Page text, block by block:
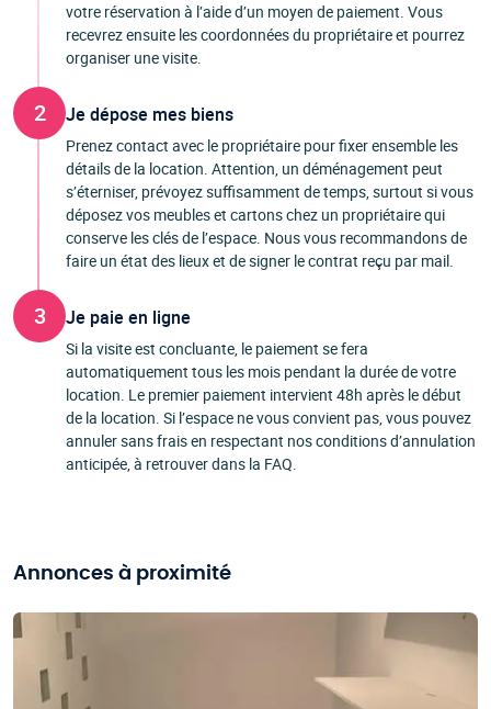
votre réservation à l’aide d’un moyen de paiement. Vous
recevrez ensuite les coordonnées du propriétaire et pourrez
organiser une visite.
2 Je dépose mes biens
Prenez contact avec le propriétaire pour fixer ensemble les
détails de la location. Attention, un déménagement peut
s’éterniser, prévoyez suffisamment de temps, surtout si vous
déposez vos meubles et cartons chez un propriétaire qui
conserve les clés de l’espace. Nous vous recommandons de
faire un état des lieux et de signer le contrat reçu par mail.
3 Je paie en ligne
Si la visite est concluante, le paiement se fera
automatiquement tous les mois pendant la durée de votre
location. Le premier paiement intervient 48h après le début
de la location. Si l’espace ne vous convient pas, vous pouvez
annuler sans frais en respectant nos conditions d’annulation
anticipée, à retrouver dans la FAQ.
Annonces à proximité